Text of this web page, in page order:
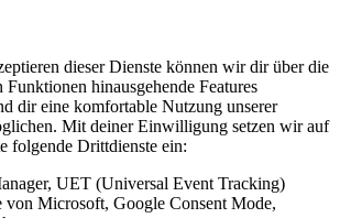
dieser Dienste können wir dir über die
Funktionen hinausgehende Features
dir eine komfortable Nutzung unserer
Mit deiner Einwilligung setzen wir auf
folgende Drittdienste ein:
UET (Universal Event Tracking)
von Microsoft, Google Consent Mode,